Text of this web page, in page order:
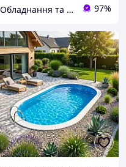
Обладнання та хімія для басейнів з доставкою по всій Україні 97%